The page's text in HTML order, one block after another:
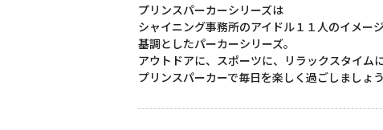
プリンスパーカーシリーズは
シャイニング事務所のアイドル１１人のイメー
基調としたパーカーシリーズ。
アウトドアに、スポーツに、リラックスタイムに
プリンスパーカーで毎日を楽しく過ごしましょう